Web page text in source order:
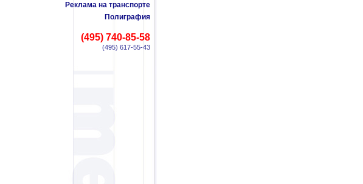
Реклама на транспорте
Полиграфия
(495) 740-85-58
(495) 617-55-43